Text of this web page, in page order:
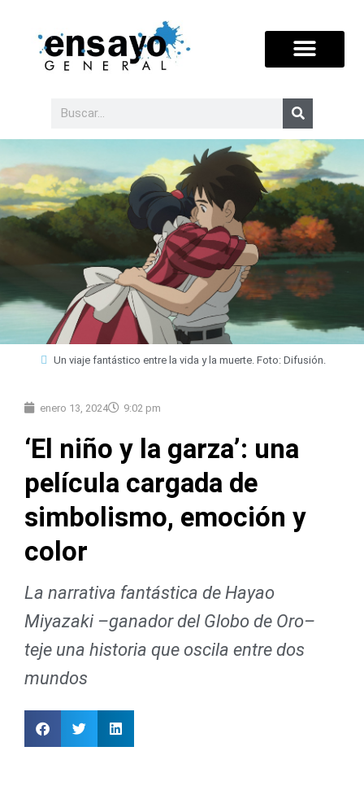
Un viaje fantástico entre la vida y la muerte. Foto: Difusión.
enero 13, 2024 9:02 pm
‘El niño y la garza’: una
película cargada de
simbolismo, emoción y
color
La narrativa fantástica de Hayao
Miyazaki –ganador del Globo de Oro–
teje una historia que oscila entre dos
mundos